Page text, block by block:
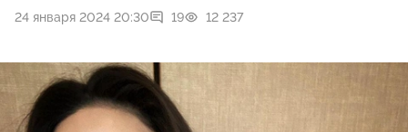
24 января 2024 20:30 19 12 237